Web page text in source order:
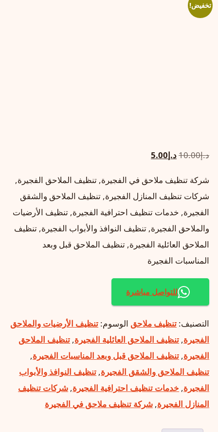
تخفيض!
د.إ10.00السعر
هو:
د.إ10.00.
د.إ5.00السعر
هو:
د.إ5.00.
شركة تنظيف ملاحق في الفجيرة, تنظيف الملاحق الفجيرة,
شركات تنظيف المنازل الفجيرة, تنظيف الملاحق والشقق
الفجيرة, خدمات تنظيف احترافية الفجيرة, تنظيف الأرضيات
والملاحق الفجيرة, تنظيف النوافذ والأبواب الفجيرة, تنظيف
الملاحق العائلية الفجيرة, تنظيف الملاحق قبل وبعد
المناسبات الفجيرة
للتواصل مباشرة
التصنيف: تنظيف ملاحق الوسوم: تنظيف الأرضيات والملاحق
الفجيرة, تنظيف الملاحق العائلية الفجيرة, تنظيف الملاحق
الفجيرة, تنظيف الملاحق قبل وبعد المناسبات الفجيرة,
تنظيف الملاحق والشقق الفجيرة, تنظيف النوافذ والأبواب
الفجيرة, خدمات تنظيف احترافية الفجيرة, شركات تنظيف
المنازل الفجيرة, شركة تنظيف ملاحق في الفجيرة